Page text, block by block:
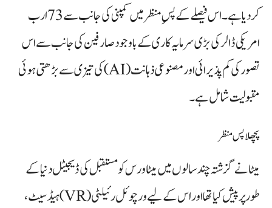
کر دیا ہے۔ اس فیصلے کے پسِ منظر میں کمپنی کی جانب سے 73 ارب
امریکی ڈالر کی بڑی سرمایہ کاری کے باوجود صارفین کی جانب سے اس
تصور کی کم پذیرائی اور مصنوعی ذہانت (AI) کی تیزی سے بڑھتی ہوئی
مقبولیت شامل ہے۔
پچھلا پس منظر
میٹا نے گزشتہ چند سالوں میں میٹاورس کو مستقبل کی ڈیجیٹل دنیا کے
طور پر پیش کیا تھا اور اس کے لیے ورچوئل رئیلٹی (VR) ہیڈسیٹ،